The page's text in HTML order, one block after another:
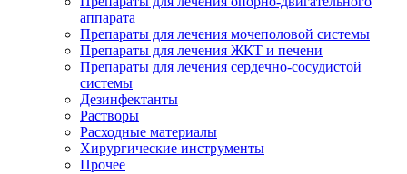
аппарата
Препараты для лечения мочеполовой системы
Препараты для лечения ЖКТ и печени
Препараты для лечения сердечно-сосудистой
системы
Дезинфектанты
Растворы
Расходные материалы
Хирургические инструменты
Прочее